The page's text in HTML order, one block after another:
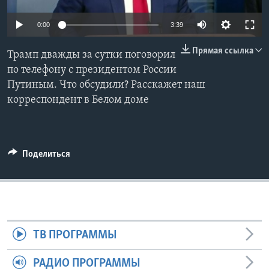
Learning English
СОЦИАЛЬНЫЕ СЕТИ
0:00 3:39
Прямая ссылка
Трамп дважды за сутки поговорил
по телефону с президентом России
Путиным. Что обсудили? Расскажет наш
корреспондент в Белом доме
Поделиться
ТВ ПРОГРАММЫ
РАДИО ПРОГРАММЫ